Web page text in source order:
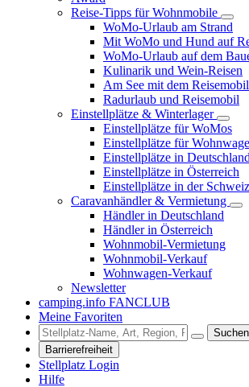
Reise-Tipps für Wohnmobile
WoMo-Urlaub am Strand
Mit WoMo und Hund auf
WoMo-Urlaub auf dem
Kulinarik und Wein-Reisen
Am See mit dem Reisemobil
Radurlaub und Reisemobil
Einstellplätze & Winterlager
Einstellplätze für WoMos
Einstellplätze für
Einstellplätze in Deutschland
Einstellplätze in Österreich
Einstellplätze in der Schweiz
Caravanhändler & Vermietung
Händler in Deutschland
Händler in Österreich
Wohnmobil-Vermietung
Wohnmobil-Verkauf
Wohnwagen-Verkauf
Newsletter
camping.info FANCLUB
Meine Favoriten
Suchen
Barrierefreiheit
Stellplatz Login
Hilfe